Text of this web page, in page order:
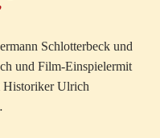
Schlotterbeck und
und Film-Einspielermit
Historiker Ulrich